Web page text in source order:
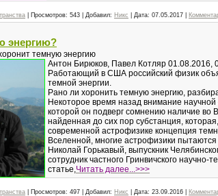
Просмотров: 543 Добавил: Никс Дата: 07.05.2017
энергию?
темную энергию
Антон Бирюков, Павел Котляр 01.08.2016,
Работающий в США российский физик
темной энергии.
Рано ли хоронить темную энергию,
Некоторое время назад внимание научной
которой он подверг сомнению наличие во
найденная до сих пор субстанция,
современной астрофизике концепция
Вселенной, многие астрофизики
Николай Горькавый, выпускник
сотрудник частного Гринвичского
статье,Читать далее...>>>
Просмотров: 497 Добавил: Никс Дата: 23.09.2016